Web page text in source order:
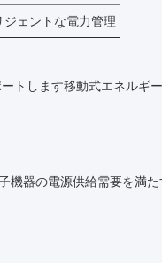
ェントな電力管理
トします移動式エネルギ
機器の電源供給需要を満